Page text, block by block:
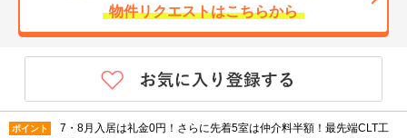
物件リクエストはこちらから
ポイント
7・8月入居は礼金0円！さらに先着5室は仲介料半額！最先端CLT工